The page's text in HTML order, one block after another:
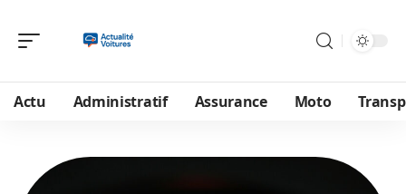
Actu Administratif Assurance Moto